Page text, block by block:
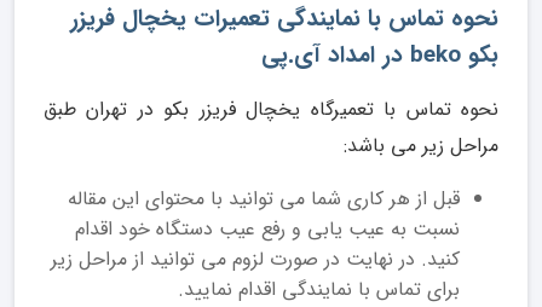
نحوه تماس با نمایندگی تعمیرات یخچال فریزر
بکو beko در امداد آی.پی
نحوه تماس با تعمیرگاه یخچال فریزر بکو در تهران طبق
مراحل زیر می باشد:
قبل از هر کاری شما می توانید با محتوای این مقاله
نسبت به عیب یابی و رفع عیب دستگاه خود اقدام
کنید. در نهایت در صورت لزوم می توانید از مراحل زیر
برای تماس با نمایندگی اقدام نمایید.